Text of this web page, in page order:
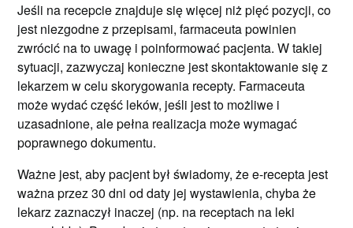
Jeśli na recepcie znajduje się więcej niż pięć pozycji, co
jest niezgodne z przepisami, farmaceuta powinien
zwrócić na to uwagę i poinformować pacjenta. W takiej
sytuacji, zazwyczaj konieczne jest skontaktowanie się z
lekarzem w celu skorygowania recepty. Farmaceuta
może wydać część leków, jeśli jest to możliwe i
uzasadnione, ale pełna realizacja może wymagać
poprawnego dokumentu.
Ważne jest, aby pacjent był świadomy, że e-recepta jest
ważna przez 30 dni od daty jej wystawienia, chyba że
lekarz zaznaczył inaczej (np. na receptach na leki